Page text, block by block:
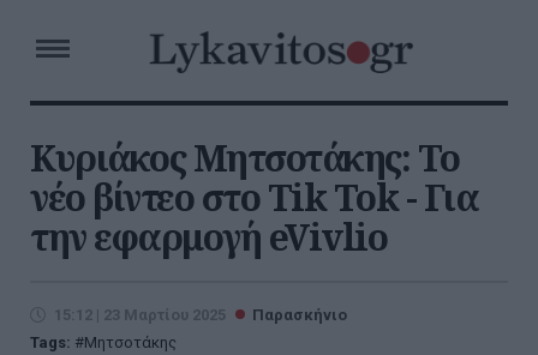
Κυριάκος Μητσοτάκης: Το
νέο βίντεο στο Tik Tok - Για
την εφαρμογή eVivlio
15:12 | 23 Μαρτίου 2025
Παρασκήνιο
Tags:
Μητσοτάκης